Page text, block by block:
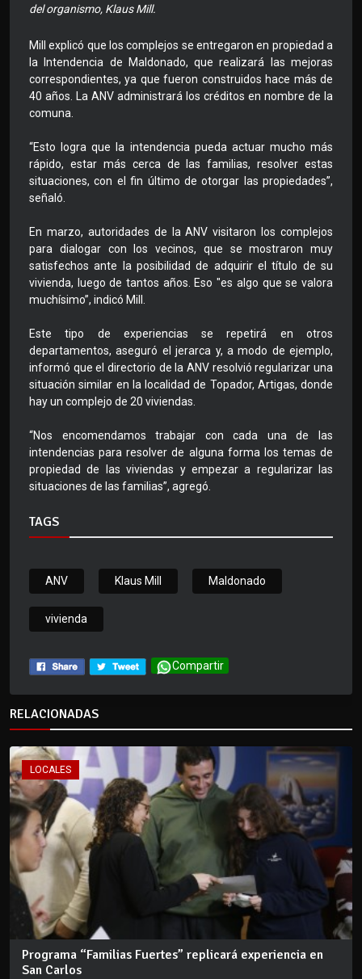
del organismo, Klaus Mill.
Mill explicó que los complejos se entregaron en propiedad a
la Intendencia de Maldonado, que realizará las mejoras
correspondientes, ya que fueron construidos hace más de
40 años. La ANV administrará los créditos en nombre de la
comuna.
“Esto logra que la intendencia pueda actuar mucho más
rápido, estar más cerca de las familias, resolver estas
situaciones, con el fin último de otorgar las propiedades”,
señaló.
En marzo, autoridades de la ANV visitaron los complejos
para dialogar con los vecinos, que se mostraron muy
satisfechos ante la posibilidad de adquirir el título de su
vivienda, luego de tantos años. Eso "es algo que se valora
muchísimo”, indicó Mill.
Este tipo de experiencias se repetirá en otros
departamentos, aseguró el jerarca y, a modo de ejemplo,
informó que el directorio de la ANV resolvió regularizar una
situación similar en la localidad de Topador, Artigas, donde
hay un complejo de 20 viviendas.
“Nos encomendamos trabajar con cada una de las
intendencias para resolver de alguna forma los temas de
propiedad de las viviendas y empezar a regularizar las
situaciones de las familias”, agregó.
TAGS
ANV Klaus Mill Maldonado
vivienda
Compartir
RELACIONADAS
LOCALES
Programa “Familias Fuertes” replicará experiencia en
San Carlos